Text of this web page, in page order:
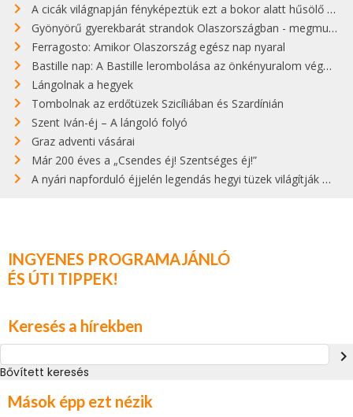
A cicák világnapján fényképeztük ezt a bokor alatt hűsölő cicát Kisorosziban
Gyönyörű gyerekbarát strandok Olaszországban - megmutatjuk a 15 legjobbat
Ferragosto: Amikor Olaszország egész nap nyaral
Bastille nap: A Bastille lerombolása az önkényuralom végét jelentette
Lángolnak a hegyek
Tombolnak az erdőtüzek Szicíliában és Szardínián
Szent Iván-éj – A lángoló folyó
Graz adventi vásárai
Már 200 éves a „Csendes éj! Szentséges éj!”
A nyári napforduló éjjelén legendás hegyi tüzek világítják meg Zugspitzét
INGYENES PROGRAMAJÁNLÓ
ÉS ÚTI TIPPEK!
Keresés a hírekben
navigate_next
Bővített keresés
Mások épp ezt nézik